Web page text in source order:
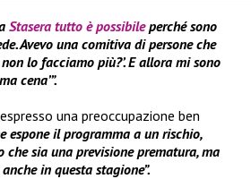
Stasera tutto è possibileperché sono
Avevo una comitiva di persone che
lo facciamo più?’. E allora mi sono
cena’”.
una preoccupazione ben
espone il programma a un rischio,
che sia una previsione prematura, ma
in questa stagione”.